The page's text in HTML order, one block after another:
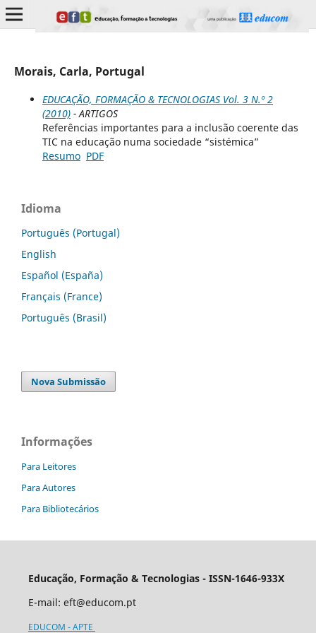
Morais, Carla, Portugal
EDUCAÇÃO, FORMAÇÃO & TECNOLOGIAS Vol. 3 N.º 2
(2010)- ARTIGOS
Referências importantes para a inclusão coerente das
TIC na educação numa sociedade “sistémica”
Resumo PDF
Idioma
Português (Portugal)
English
Español (España)
Français (France)
Português (Brasil)
Nova Submissão
Informações
Para Leitores
Para Autores
Para Bibliotecários
Educação, Formação & Tecnologias - ISSN-1646-933X
E-mail: eft@educom.pt
EDUCOM - APTE